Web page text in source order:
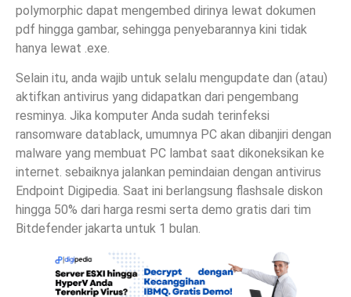
polymorphic dapat mengembed dirinya lewat dokumen
pdf hingga gambar, sehingga penyebarannya kini tidak
hanya lewat .exe.
Selain itu, anda wajib untuk selalu mengupdate dan (atau)
aktifkan antivirus yang didapatkan dari pengembang
resminya. Jika komputer Anda sudah terinfeksi
ransomware datablack, umumnya PC akan dibanjiri dengan
malware yang membuat PC lambat saat dikoneksikan ke
internet. sebaiknya jalankan pemindaian dengan antivirus
Endpoint Digipedia. Saat ini berlangsung flashsale diskon
hingga 50% dari harga resmi serta demo gratis dari tim
Bitdefender jakarta untuk 1 bulan.